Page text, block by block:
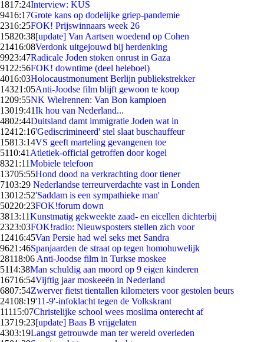
1817:24Interview: KUS
9416:17Grote kans op dodelijke griep-pandemie
2316:25FOK! Prijswinnaars week 26
15820:38[update] Van Aartsen woedend op Cohen
21416:08Verdonk uitgejouwd bij herdenking
9923:47Radicale Joden stoken onrust in Gaza
91 22:56FOK! downtime (deel heleboel)
4016:03Holocaustmonument Berlijn publiekstrekker
14321:05Anti-Joodse film blijft gewoon te koop
1209:55NK Wielrennen: Van Bon kampioen
13019:41Ik hou van Nederland...
4802:44Duitsland damt immigratie Joden wat in
12412:16'Gediscrimineerd' stel slaat buschauffeur
15813:14VS geeft marteling gevangenen toe
5110:41 Atletiek-official getroffen door kogel
8321:11Mobiele telefoon
13705:55Hond dood na verkrachting door tiener
7103:29 Nederlandse terreurverdachte vast in Londen
13012:52'Saddam is een sympathieke man'
50220:23FOK!forum down
3813:11Kunstmatig gekweekte zaad- en eicellen dichterbij
2323:03FOK!radio: Nieuwsposters stellen zich voor
12416:45Van Persie had wel seks met Sandra
9621:46Spanjaarden de straat op tegen homohuwelijk
28118:06 Anti-Joodse film in Turkse moskee
5114:38Man schuldig aan moord op 9 eigen kinderen
16716:54Vijftig jaar moskeeën in Nederland
6807:54Zwerver fietst tientallen kilometers voor gestolen beurs
24108:19'11-9'-infoklacht tegen de Volkskrant
11115:07Christelijke school wees moslima onterecht af
13719:23[update] Baas B vrijgelaten
4303:19Langst getrouwde man ter wereld overleden